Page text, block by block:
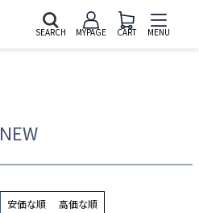
SEARCH MYPAGE CART MENU
NEW
安価な順 高価な順